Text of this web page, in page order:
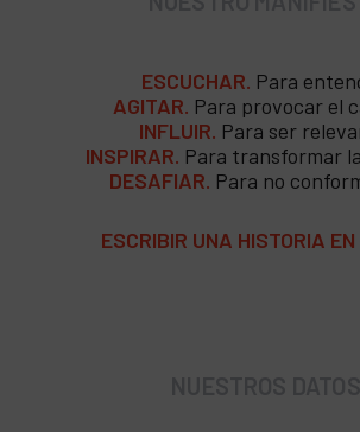
ESCUCHAR. Para
AGITAR. Para provocar el
INFLUIR. Para ser
INSPIRAR. Para transformar
DESAFIAR. Para no
ESCRIBIR UNA HISTORIA EN